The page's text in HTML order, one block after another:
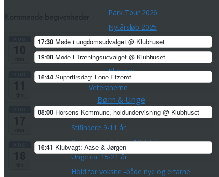
Park Tour 2026
Nytårsløb 2025
Dark Trail Horsens
Klubfest for voksne
Klubture
Veteranerne
Børn & Unge
Skovfræsere 5-8 årige
Stifindere 9-11 år
Konkurrenceløbere 12-14 år
Unge ca. 15-21 år
Hold for voksne -både nye og erfarne
17:30 Møde i ungdomsudvalget @ Klubhuset
19:00 Møde i Træningsudvalget @ Klubhuset
16:44 Supertirsdag: Lone Etzerot
08:00 Horsens Kommune, holdundervisning @ Klubhuset
16:41 Klubvagt: Aase & Jørgen